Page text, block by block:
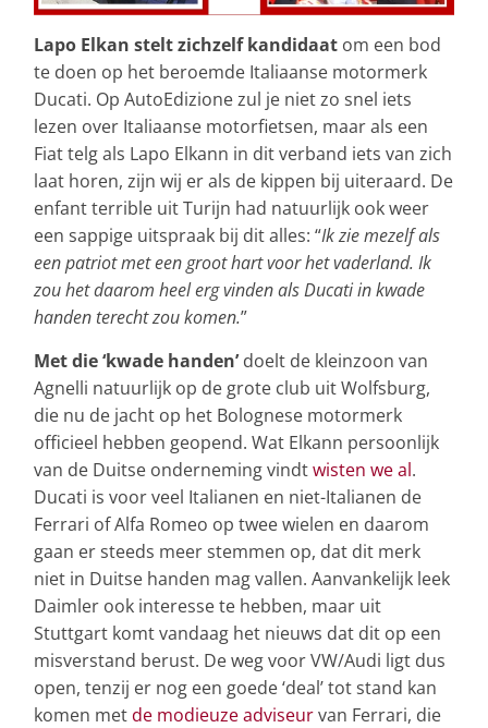
Lapo Elkan stelt zichzelf kandidaat om een bod
te doen op het beroemde Italiaanse motormerk
Ducati. Op AutoEdizione zul je niet zo snel iets
lezen over Italiaanse motorfietsen, maar als een
Fiat telg als Lapo Elkann in dit verband iets van zich
laat horen, zijn wij er als de kippen bij uiteraard. De
enfant terrible uit Turijn had natuurlijk ook weer
een sappige uitspraak bij dit alles: “Ik zie mezelf als
een patriot met een groot hart voor het vaderland. Ik
zou het daarom heel erg vinden als Ducati in kwade
handen terecht zou komen.”
Met die ‘kwade handen’doelt de kleinzoon van
Agnelli natuurlijk op de grote club uit Wolfsburg,
die nu de jacht op het Bolognese motormerk
officieel hebben geopend. Wat Elkann persoonlijk
van de Duitse onderneming vindtwisten we al.
Ducati is voor veel Italianen en niet-Italianen de
Ferrari of Alfa Romeo op twee wielen en daarom
gaan er steeds meer stemmen op, dat dit merk
niet in Duitse handen mag vallen. Aanvankelijk leek
Daimler ook interesse te hebben, maar uit
Stuttgart komt vandaag het nieuws dat dit op een
misverstand berust. De weg voor VW/Audi ligt dus
open, tenzij er nog een goede ‘deal’ tot stand kan
komen metde modieuze adviseurvan Ferrari, die